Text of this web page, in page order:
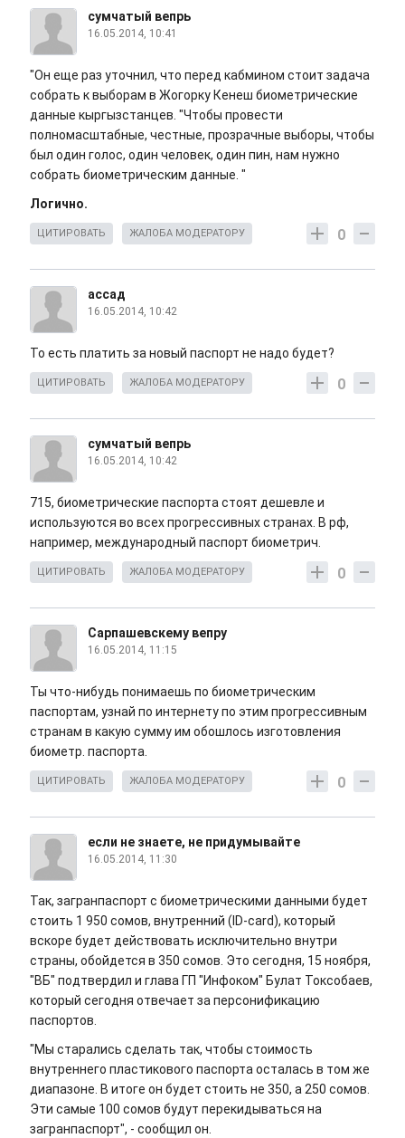
сумчатый вепрь
16.05.2014, 10:41
"Он еще раз уточнил, что перед кабмином стоит задача
собрать к выборам в Жогорку Кенеш биометрические
данные кыргызстанцев. "Чтобы провести
полномасштабные, честные, прозрачные выборы, чтобы
был один голос, один человек, один пин, нам нужно
собрать биометрическим данные. "
Логично.
0
ЦИТИРОВАТЬ ЖАЛОБА МОДЕРАТОРУ
ассад
16.05.2014, 10:42
То есть платить за новый паспорт не надо будет?
0
ЦИТИРОВАТЬ ЖАЛОБА МОДЕРАТОРУ
сумчатый вепрь
16.05.2014, 10:42
715, биометрические паспорта стоят дешевле и
используются во всех прогрессивных странах. В рф,
например, международный паспорт биометрич.
0
ЦИТИРОВАТЬ ЖАЛОБА МОДЕРАТОРУ
Сарпашевскему вепру
16.05.2014, 11:15
Ты что-нибудь понимаешь по биометрическим
паспортам, узнай по интернету по этим прогрессивным
странам в какую сумму им обошлось изготовления
биометр. паспорта.
0
ЦИТИРОВАТЬ ЖАЛОБА МОДЕРАТОРУ
если не знаете, не придумывайте
16.05.2014, 11:30
Так, загранпаспорт с биометрическими данными будет
стоить 1 950 сомов, внутренний (ID-card), который
вскоре будет действовать исключительно внутри
страны, обойдется в 350 сомов. Это сегодня, 15 ноября,
"ВБ" подтвердил и глава ГП "Инфоком" Булат Токсобаев,
который сегодня отвечает за персонификацию
паспортов.
"Мы старались сделать так, чтобы стоимость
внутреннего пластикового паспорта осталась в том же
диапазоне. В итоге он будет стоить не 350, а 250 сомов.
Эти самые 100 сомов будут перекидываться на
загранпаспорт", - сообщил он.